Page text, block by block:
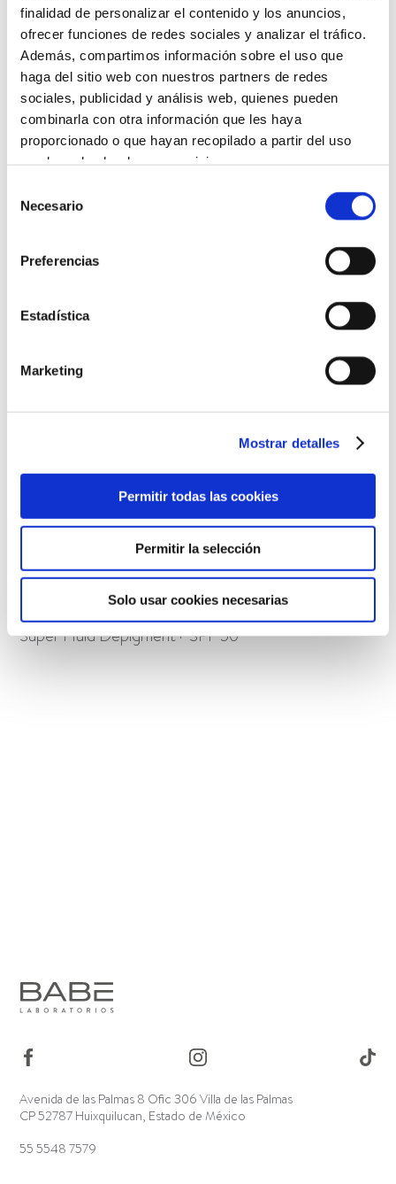
finalidad de personalizar el contenido y los anuncios,
ofrecer funciones de redes sociales y analizar el tráfico.
Además, compartimos información sobre el uso que
haga del sitio web con nuestros partners de redes
sociales, publicidad y análisis web, quienes pueden
combinarla con otra información que les haya
proporcionado o que hayan recopilado a partir del uso
que haya hecho de sus servicios.
Más información
Necesario
Preferencias
Estadística
Marketing
Mostrar detalles
Permitir todas las cookies
Permitir la selección
Solo usar cookies necesarias
Intensive Serum
Super Fluid Depigment+ SPF 50
Avenida de las Palmas 8 Ofic 306 Villa de las Palmas
CP 52787 Huixquilucan, Estado de México
55 5548 7579